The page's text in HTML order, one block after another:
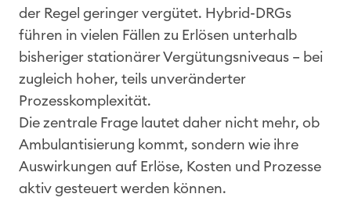
der Regel geringer vergütet. Hybrid-DRGs
führen in vielen Fällen zu Erlösen unterhalb
bisheriger stationärer Vergütungsniveaus – bei
zugleich hoher, teils unveränderter
Prozesskomplexität.
Die zentrale Frage lautet daher nicht mehr, ob
Ambulantisierung kommt, sondern wie ihre
Auswirkungen auf Erlöse, Kosten und Prozesse
aktiv gesteuert werden können.